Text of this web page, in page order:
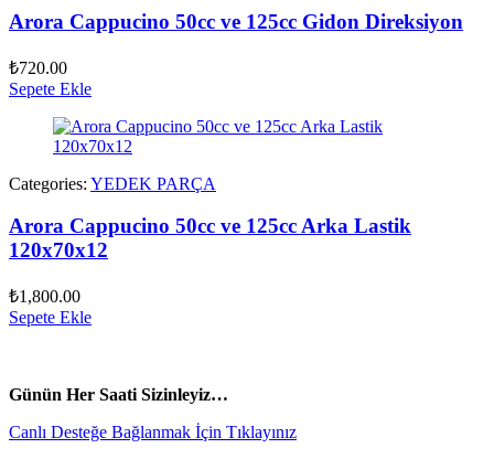
Arora Cappucino 50cc ve 125cc Gidon Direksiyon
₺720.00
Sepete Ekle
Categories: YEDEK PARÇA
Arora Cappucino 50cc ve 125cc Arka Lastik
120x70x12
₺1,800.00
Sepete Ekle
Günün Her Saati Sizinleyiz…
Canlı Desteğe Bağlanmak İçin Tıklayınız